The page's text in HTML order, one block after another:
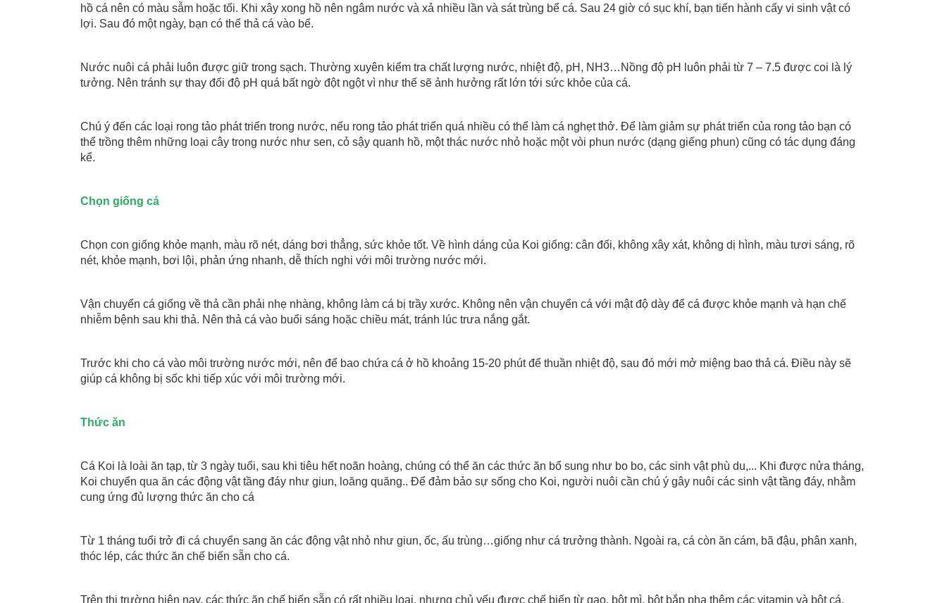
hồ cá nên có màu sẫm hoặc tối. Khi xây xong hồ nên ngâm nước và xả nhiều lần và sát trùng bể cá. Sau 24 giờ có sục khí, bạn tiến hành cấy vi sinh vật có
lợi. Sau đó một ngày, bạn có thể thả cá vào bể.
Nước nuôi cá phải luôn được giữ trong sạch. Thường xuyên kiểm tra chất lượng nước, nhiệt độ, pH, NH3…Nồng độ pH luôn phải từ 7 – 7.5 được coi là lý
tưởng. Nên tránh sự thay đổi độ pH quá bất ngờ đột ngột vì như thế sẽ ảnh hưởng rất lớn tới sức khỏe của cá.
Chú ý đến các loại rong tảo phát triển trong nước, nếu rong tảo phát triển quá nhiều có thể làm cá nghẹt thở. Ðể làm giảm sự phát triển của rong tảo bạn có
thể trồng thêm những loại cây trong nước như sen, cỏ sậy quanh hồ, một thác nước nhỏ hoặc một vòi phun nước (dạng giếng phun) cũng có tác dụng đáng
kể.
Chọn giống cá
Chọn con giống khỏe mạnh, màu rõ nét, dáng bơi thẳng, sức khỏe tốt. Về hình dáng của Koi giống: cân đối, không xây xát, không dị hình, màu tươi sáng, rõ
nét, khỏe mạnh, bơi lội, phản ứng nhanh, dễ thích nghi với môi trường nước mới.
Vận chuyển cá giống về thả cần phải nhẹ nhàng, không làm cá bị trầy xước. Không nên vận chuyển cá với mật độ dày để cá được khỏe mạnh và hạn chế
nhiễm bệnh sau khi thả. Nên thả cá vào buổi sáng hoặc chiều mát, tránh lúc trưa nắng gắt.
Trước khi cho cá vào môi trường nước mới, nên để bao chứa cá ở hồ khoảng 15-20 phút để thuần nhiệt độ, sau đó mới mở miệng bao thả cá. Điều này sẽ
giúp cá không bị sốc khi tiếp xúc với môi trường mới.
Thức ăn
Cá Koi là loài ăn tạp, từ 3 ngày tuổi, sau khi tiêu hết noãn hoàng, chúng có thể ăn các thức ăn bổ sung như bo bo, các sinh vật phù du,... Khi được nửa tháng,
Koi chuyển qua ăn các động vật tầng đáy như giun, loăng quăng.. Để đảm bảo sự sống cho Koi, người nuôi cần chú ý gây nuôi các sinh vật tầng đáy, nhằm
cung ứng đủ lượng thức ăn cho cá
Từ 1 tháng tuổi trở đi cá chuyển sang ăn các động vật nhỏ như giun, ốc, ấu trùng…giống như cá trưởng thành. Ngoài ra, cá còn ăn cám, bã đậu, phân xanh,
thóc lép, các thức ăn chế biến sẵn cho cá.
Trên thị trường hiện nay, các thức ăn chế biến sẵn có rất nhiều loại, nhưng chủ yếu được chế biến từ gạo, bột mì, bột bắp pha thêm các vitamin và bột cá.